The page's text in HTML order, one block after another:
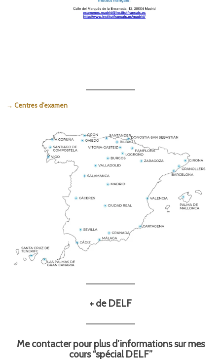
→ Centres d’examen
+ de DELF
Me contacter pour plus d’informations sur mes
cours “spécial DELF”